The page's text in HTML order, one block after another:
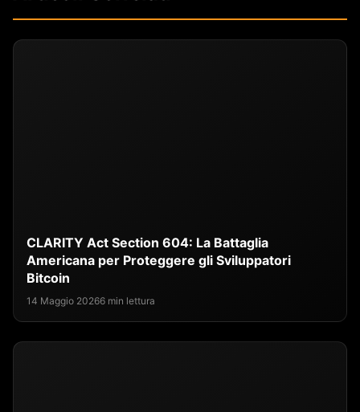
CLARITY Act Section 604: La Battaglia
Americana per Proteggere gli Sviluppatori
Bitcoin
14 Maggio 20266 min lettura